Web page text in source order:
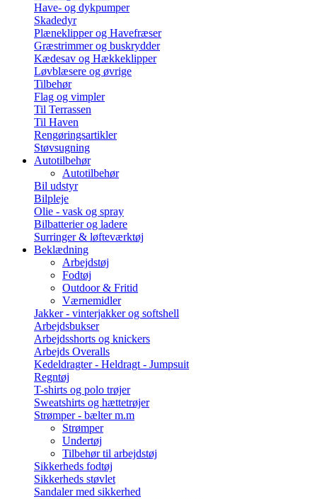
Have- og dykpumper
Skadedyr
Plæneklipper og Havefræser
Græstrimmer og buskrydder
Kædesav og Hækkeklipper
Løvblæsere og øvrige
Tilbehør
Flag og vimpler
Til Terrassen
Til Haven
Rengøringsartikler
Støvsugning
Autotilbehør
Autotilbehør
Bil udstyr
Bilpleje
Olie - vask og spray
Bilbatterier og ladere
Surringer & løfteværktøj
Beklædning
Arbejdstøj
Fodtøj
Outdoor & Fritid
Værnemidler
Jakker - vinterjakker og softshell
Arbejdsbukser
Arbejdsshorts og knickers
Arbejds Overalls
Kedeldragter - Heldragt - Jumpsuit
Regntøj
T-shirts og polo trøjer
Sweatshirts og hættetrøjer
Strømper - bælter m.m
Strømper
Undertøj
Tilbehør til arbejdstøj
Sikkerheds fodtøj
Sikkerheds støvlet
Sandaler med sikkerhed